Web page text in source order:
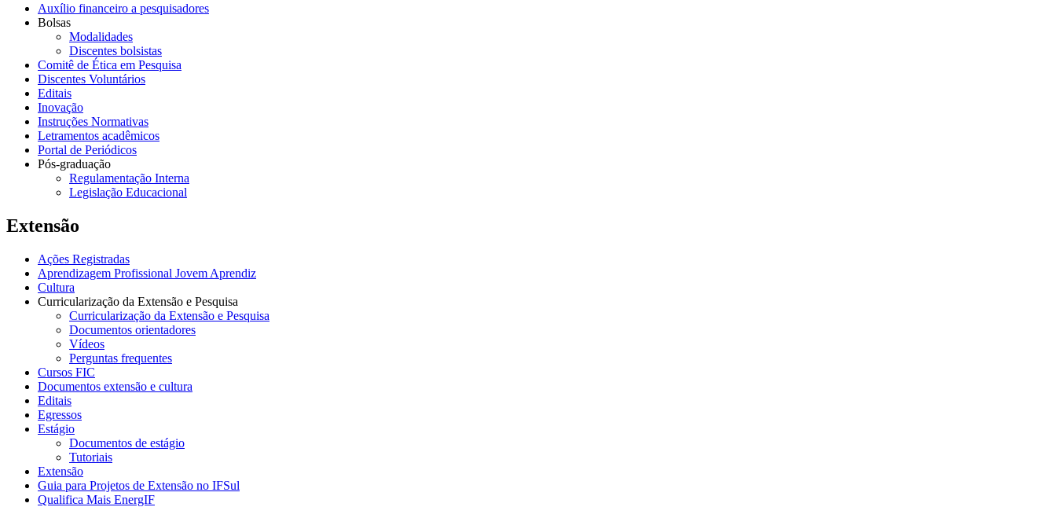
Auxílio financeiro a pesquisadores
Bolsas
Modalidades
Discentes bolsistas
Comitê de Ética em Pesquisa
Discentes Voluntários
Editais
Inovação
Instruções Normativas
Letramentos acadêmicos
Portal de Periódicos
Pós-graduação
Regulamentação Interna
Legislação Educacional
Extensão
Ações Registradas
Aprendizagem Profissional Jovem Aprendiz
Cultura
Curricularização da Extensão e Pesquisa
Curricularização da Extensão e Pesquisa
Documentos orientadores
Vídeos
Perguntas frequentes
Cursos FIC
Documentos extensão e cultura
Editais
Egressos
Estágio
Documentos de estágio
Tutoriais
Extensão
Guia para Projetos de Extensão no IFSul
Qualifica Mais EnergIF